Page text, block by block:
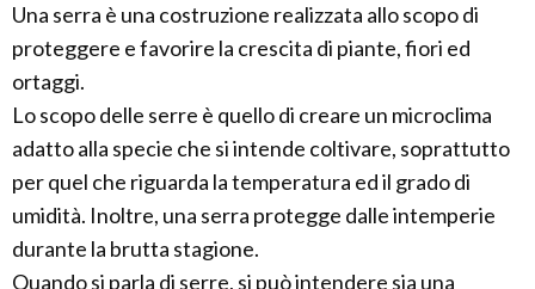
Una serra è una costruzione realizzata allo scopo di
proteggere e favorire la crescita di piante, fiori ed
ortaggi.
Lo scopo delle serre è quello di creare un microclima
adatto alla specie che si intende coltivare, soprattutto
per quel che riguarda la temperatura ed il grado di
umidità. Inoltre, una serra protegge dalle intemperie
durante la brutta stagione.
Quando si parla di serre, si può intendere sia una